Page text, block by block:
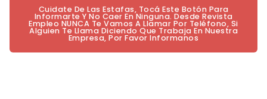
Cuidate De Las Estafas, Tocá Este Botón Para
Informarte Y No Caer En Ninguna. Desde Revista
Empleo NUNCA Te Vamos A Llamar Por Teléfono, Si
Alguien Te Llama Diciendo Que Trabaja En Nuestra
Empresa, Por Favor Informanos